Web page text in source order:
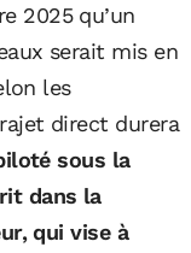
2025 qu’un
serait mis en
les
direct durera
sous la
dans la
qui vise à